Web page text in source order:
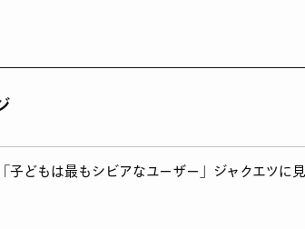
どもは最もシビアなユーザー」ジャクエツに